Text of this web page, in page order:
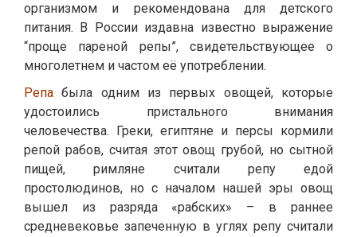
организмом и рекомендована для детского
питания. В России издавна известно выражение
“проще пареной репы”, свидетельствующее о
многолетнем и частом её употреблении.
Репа была одним из первых овощей, которые
удостоились пристального внимания
человечества. Греки, египтяне и персы кормили
репой рабов, считая этот овощ грубой, но сытной
пищей, римляне считали репу едой
простолюдинов, но с началом нашей эры овощ
вышел из разряда «рабских» – в раннее
средневековье запеченную в углях репу считали